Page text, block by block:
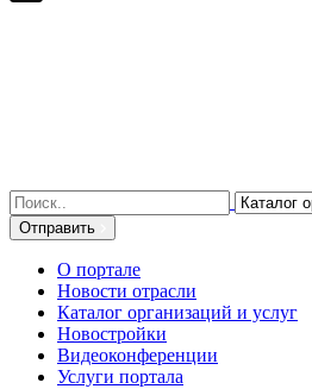
Search
for:
Отправить
О портале
Новости отрасли
Каталог организаций и услуг
Новостройки
Видеоконференции
Услуги портала